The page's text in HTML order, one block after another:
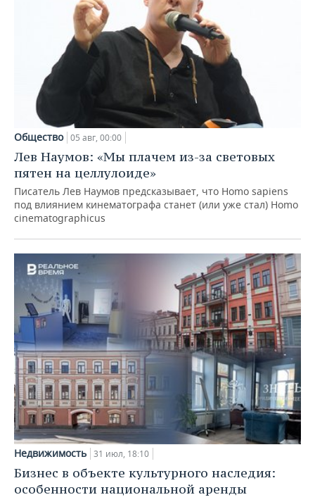
Общество 05 авг, 00:00
Лев Наумов: «Мы плачем из-за световых
пятен на целлулоиде»
Писатель Лев Наумов предсказывает, что Homo sapiens
под влиянием кинематографа станет (или уже стал) Homo
cinematographicus
Недвижимость 31 июл, 18:10
Бизнес в объекте культурного наследия:
особенности национальной аренды